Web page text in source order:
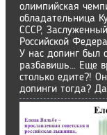
олимпийская
обладательница
СССР,
Российской
У нас допинг был
разбавишь… Еще
столько едите?!
допинги тогда?